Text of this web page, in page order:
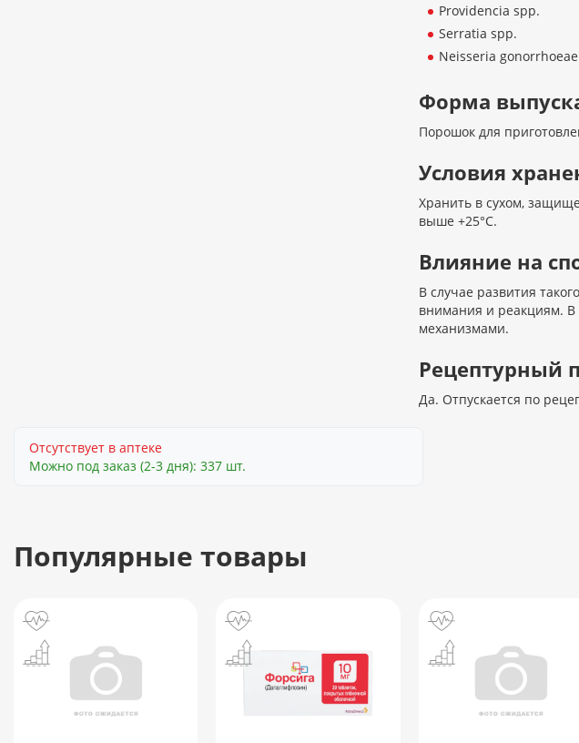
Providencia spp.
Serratia spp.
Neisseria gonorrhoeae
Форма
Порошок для
Условия
Хранить в сухом,
выше +25°С.
Влияние на
В случае развития
внимания и реакциям. В
механизмами.
Рецептурный
Да. Отпускается по
Отсутствует в аптеке
Можно под заказ (2-3 дня): 337 шт.
Популярные товары